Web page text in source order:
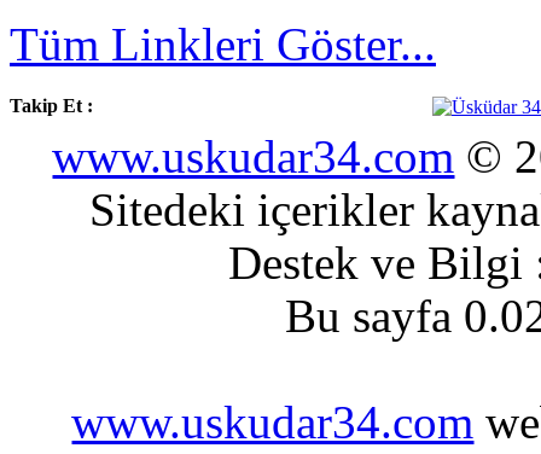
Tüm Linkleri Göster...
Takip Et :
www.uskudar34.com ©
Sitedeki içerikler
Destek ve
Bu sayfa
www.uskudar34.com